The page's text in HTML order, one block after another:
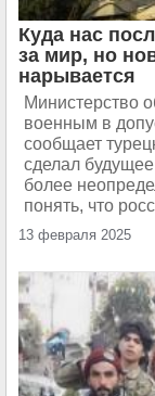
Куда нас
за мир, но
нарывается
Министерство
военным в
сообщает
сделал
более
понять, что
13 февраля 2025